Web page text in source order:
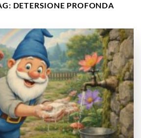
DETERSIONE PROFONDA